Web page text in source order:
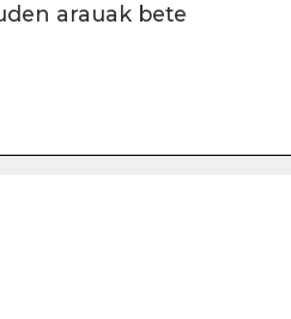
arauak bete